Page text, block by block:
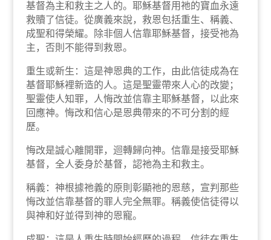
基督為主和救主之人的。耶穌基督用祂的寶血永遠
救贖了信徒。從廣義來說，救恩包括重生、稱義、
成聖和得榮耀。除非個人信靠耶穌基督，接受祂為
主，否則不能得到救恩。
重生或新生：這是神恩典的工作，由此信徒成為在
基督耶穌裡新造的人。這是聖靈帶來人心的改變；
聖靈使人知罪，人悔改並信靠主耶穌基督，以此來
回應神。悔改和信心是恩典帶來的不可分割的經
歷。
悔改是誠心離開罪，迴轉歸向神。信靠是接受耶穌
基督，全人委身於基督，認祂為主和救主。
稱義：神根據祂義的原則彰顯祂的恩慈，宣判那些
悔改並信靠基督的罪人完全無罪。稱義使信徒得以
與神和好並得到神的恩寵。